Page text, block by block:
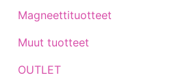
Magneettituotteet
Muut tuotteet
OUTLET